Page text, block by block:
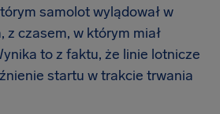
samolot wylądował w
z czasem, w którym miał
to z faktu, że linie lotnicze
startu w trakcie trwania